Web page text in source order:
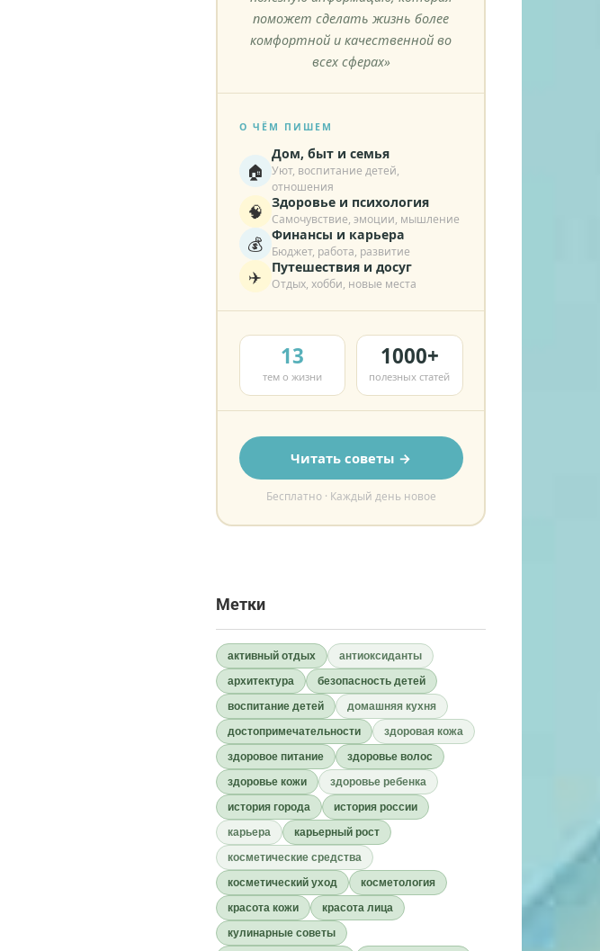
поможет сделать жизнь более
комфортной и качественной во
всех сферах»
О ЧЁМ ПИШЕМ
🏠
Дом, быт и семья
Уют, воспитание детей,
отношения
🧠 Здоровье и психология
Самочувствие, эмоции, мышление
💰 Финансы и карьера
Бюджет, работа, развитие
✈️ Путешествия и досуг
Отдых, хобби, новые места
13
тем о жизни
1000+
полезных статей
Читать советы →
Бесплатно · Каждый день новое
Метки
активный отдых
антиоксиданты
архитектура
безопасность детей
воспитание детей
домашняя кухня
достопримечательности
здоровая кожа
здоровое питание
здоровье волос
здоровье кожи
здоровье ребенка
история города
история россии
карьера
карьерный рост
косметические средства
косметический уход
косметология
красота кожи
красота лица
кулинарные советы